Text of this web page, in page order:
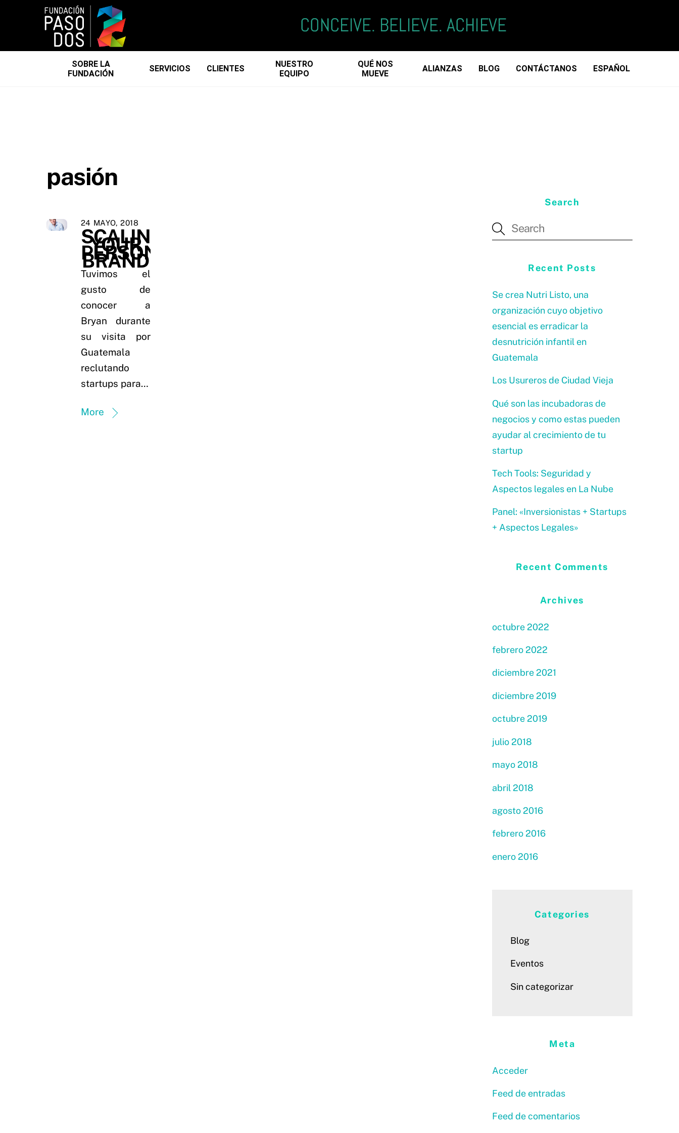
SOBRE LA
FUNDACIÓN
SERVICIOS CLIENTES
NUESTRO
EQUIPO
QUÉ NOS
MUEVE
ALIANZAS BLOG CONTÁCTANOS ESPAÑOL
pasión
24 MAYO, 2018
SCALING
YOUR
PERSONAL
BRAND
Tuvimos el
gusto de
conocer a
Bryan durante
su visita por
Guatemala
reclutando
startups para…
More
Search
Recent Posts
Se crea Nutri Listo, una
organización cuyo objetivo
esencial es erradicar la
desnutrición infantil en
Guatemala
Los Usureros de Ciudad Vieja
Qué son las incubadoras de
negocios y como estas pueden
ayudar al crecimiento de tu
startup
Tech Tools: Seguridad y
Aspectos legales en La Nube
Panel: «Inversionistas + Startups
+ Aspectos Legales»
Recent Comments
Archives
octubre 2022
febrero 2022
diciembre 2021
diciembre 2019
octubre 2019
julio 2018
mayo 2018
abril 2018
agosto 2016
febrero 2016
enero 2016
Categories
Blog
Eventos
Sin categorizar
Meta
Acceder
Feed de entradas
Feed de comentarios